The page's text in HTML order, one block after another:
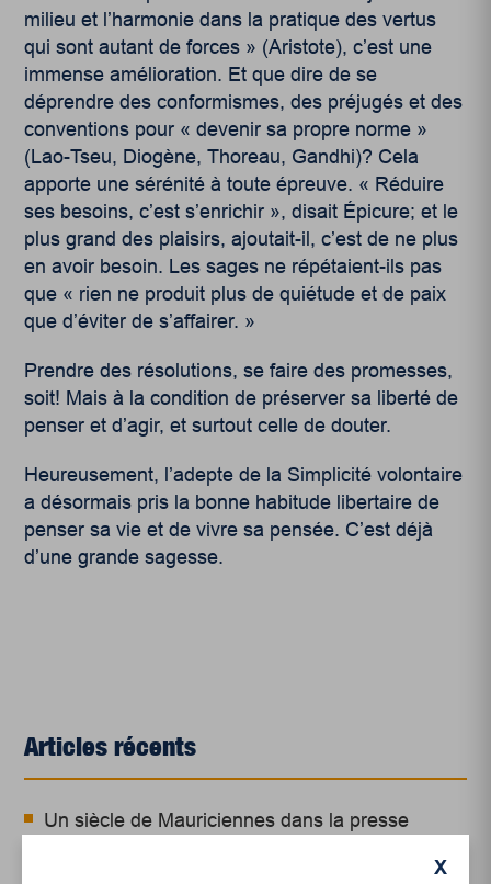
milieu et l’harmonie dans la pratique des vertus
qui sont autant de forces » (Aristote), c’est une
immense amélioration. Et que dire de se
déprendre des conformismes, des préjugés et des
conventions pour « devenir sa propre norme »
(Lao-Tseu, Diogène, Thoreau, Gandhi)? Cela
apporte une sérénité à toute épreuve. « Réduire
ses besoins, c’est s’enrichir », disait Épicure; et le
plus grand des plaisirs, ajoutait-il, c’est de ne plus
en avoir besoin. Les sages ne répétaient-ils pas
que « rien ne produit plus de quiétude et de paix
que d’éviter de s’affairer. »
Prendre des résolutions, se faire des promesses,
soit! Mais à la condition de préserver sa liberté de
penser et d’agir, et surtout celle de douter.
Heureusement, l’adepte de la Simplicité volontaire
a désormais pris la bonne habitude libertaire de
penser sa vie et de vivre sa pensée. C’est déjà
d’une grande sagesse.
Articles récents
Un siècle de Mauriciennes dans la presse
X